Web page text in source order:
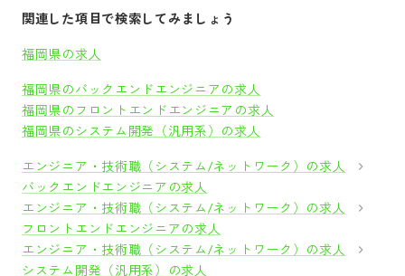
関連した項目で検索してみましょう
福岡県の求人
福岡県のバックエンドエンジニアの求人
福岡県のフロントエンドエンジニアの求人
福岡県のシステム開発（汎用系）の求人
エンジニア・技術職（システム/ネットワーク）の求人
バックエンドエンジニアの求人
エンジニア・技術職（システム/ネットワーク）の求人
フロントエンドエンジニアの求人
エンジニア・技術職（システム/ネットワーク）の求人
システム開発（汎用系）の求人